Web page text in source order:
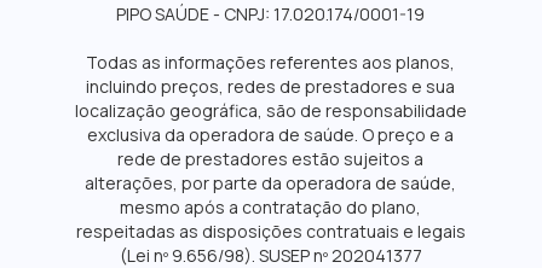
PIPO SAÚDE - CNPJ: 17.020.174/0001-19
Todas as informações referentes aos planos,
incluindo preços, redes de prestadores e sua
localização geográfica, são de responsabilidade
exclusiva da operadora de saúde. O preço e a
rede de prestadores estão sujeitos a
alterações, por parte da operadora de saúde,
mesmo após a contratação do plano,
respeitadas as disposições contratuais e legais
(Lei nº 9.656/98). SUSEP nº 202041377